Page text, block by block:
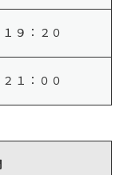
９：２０
１：００